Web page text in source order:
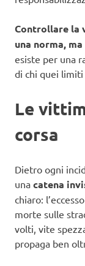
Controllare la
una norma,
esiste per una
di chi quei
Le
corsa
Dietro ogni
una catena
chiaro:
morte sulle
volti, vite
propaga ben